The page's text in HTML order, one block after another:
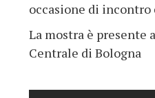
occasione di incontro
La mostra è presente
Centrale di Bologna